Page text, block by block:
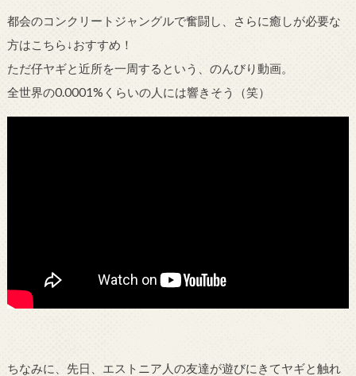
都会のコンクリートジャングルで奮闘し、さらに癒しが必要な
方はこちら↓おすすめ！
ただ仔ヤギと近所を一周するという、のんびり動画。
全世界の0.0001%くらいの人には響きそう（笑）
ちなみに、先日、エストニア人の友達が遊びにきてヤギと触れ